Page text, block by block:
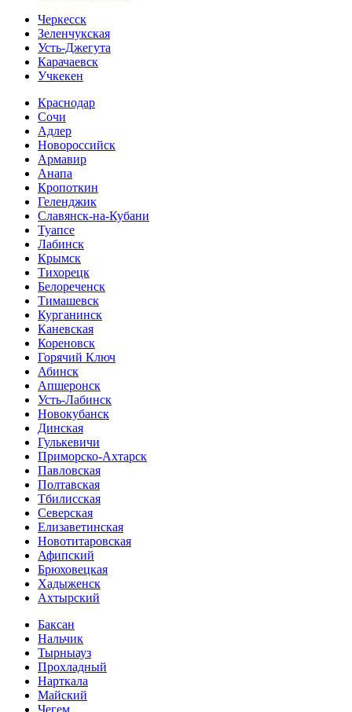
Черкесск
Зеленчукская
Усть-Джегута
Карачаевск
Учкекен
Краснодар
Сочи
Адлер
Новороссийск
Армавир
Анапа
Кропоткин
Геленджик
Славянск-на-Кубани
Туапсе
Лабинск
Крымск
Тихорецк
Белореченск
Тимашевск
Курганинск
Каневская
Кореновск
Горячий Ключ
Абинск
Апшеронск
Усть-Лабинск
Новокубанск
Динская
Гулькевичи
Приморско-Ахтарск
Павловская
Полтавская
Тбилисская
Северская
Елизаветинская
Новотитаровская
Афипский
Брюховецкая
Хадыженск
Ахтырский
Баксан
Нальчик
Тырныауз
Прохладный
Нарткала
Майский
Чегем